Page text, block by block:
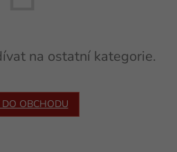
na ostatní kategorie.
DO OBCHODU